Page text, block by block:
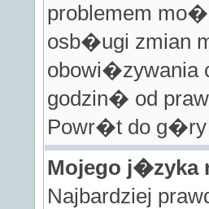
problemem
osb�ugi zmian
obowi�zywania
godzin� od
Powr�t do g�ry
Mojego j�zyka
Najbardziej